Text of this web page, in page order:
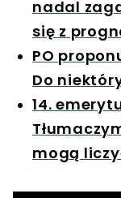
nadal
się z
PO
Do
14.
mogą